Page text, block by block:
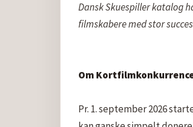
Dansk Skuespiller katalog
filmskabere med stor
Om
Pr. 1. september 2026